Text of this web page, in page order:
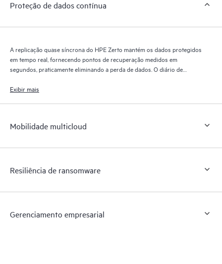
Proteção de dados contínua
A replicação quase síncrona do HPE Zerto mantém os dados protegidos
em tempo real, fornecendo pontos de recuperação medidos em
segundos, praticamente eliminando a perda de dados. O diário de
por até 30 dias, proporcionando recuperação granular e flexível.
Exibir mais
Mobilidade multicloud
Resiliência de ransomware
Gerenciamento empresarial